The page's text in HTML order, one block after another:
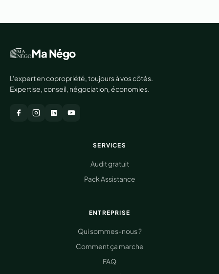
Ma Négo
L'expert en copropriété, toujours à vos côtés.
Expertise, conseil, négociation, économies.
SERVICES
Audit gratuit
Pack Assistance
ENTREPRISE
Qui sommes-nous ?
Comment ça marche
FAQ